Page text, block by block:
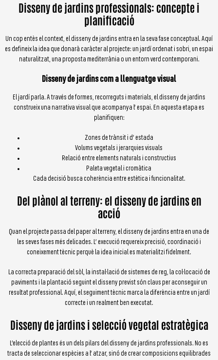
Disseny de jardins professionals: concepte i
planificació
Un cop entès el context, el disseny de jardins entra en la seva fase conceptual. Aquí
es defineix la idea que donarà caràcter al projecte: un jardí ordenat i sobri, un espai
naturalitzat, una proposta mediterrània o un entorn verd contemporani.
Disseny de jardins com a llenguatge visual
El jardí parla. A través de formes, recorreguts i materials, el disseny de jardins
construeix una narrativa visual que acompanya l’ espai. En aquesta etapa es
planifiquen:
Zones de trànsit i d’ estada
Volums vegetals i jerarquies visuals
Relació entre elements naturals i constructius
Paleta vegetal i cromàtica
Cada decisió busca coherència entre estètica i funcionalitat.
Del plànol al terreny: el disseny de jardins en
acció
Quan el projecte passa del paper al terreny, el disseny de jardins entra en una de
les seves fases més delicades. L’ execució requereix precisió, coordinació i
coneixement tècnic perquè la idea inicial es materialitzi fidelment.
La correcta preparació del sòl, la instal·lació de sistemes de reg, la col·locació de
paviments i la plantació seguint el disseny previst són claus per aconseguir un
resultat professional. Aquí, el seguiment tècnic marca la diferència entre un jardí
correcte i un realment ben executat.
Disseny de jardins i selecció vegetal estratègica
L’elecció de plantes és un dels pilars del disseny de jardins professionals. No es
tracta de seleccionar espècies a l’ atzar, sinó de crear composicions equilibrades